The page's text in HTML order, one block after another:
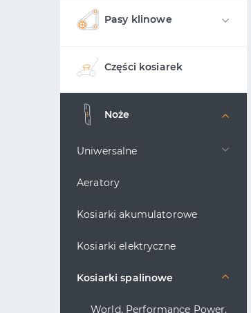
Pasy klinowe
Części kosiarek
Noże
Uniwersalne
Aeratory
Kosiarki akumulatorowe
Kosiarki elektryczne
Kosiarki spalinowe
World, Performance Power,